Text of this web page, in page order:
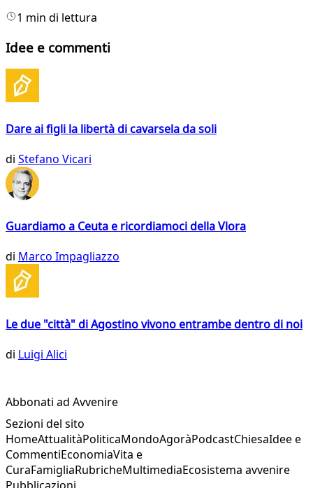
1 min di lettura
Idee e commenti
Dare ai figli la libertà di cavarsela da soli
di Stefano Vicari
Guardiamo a Ceuta e ricordiamoci della Vlora
di Marco Impagliazzo
Le due "città" di Agostino vivono entrambe dentro di noi
di Luigi Alici
Abbonati ad Avvenire
Sezioni del sito
HomeAttualitàPoliticaMondoAgoràPodcastChiesaIdee e
CommentiEconomiaVita e
CuraFamigliaRubricheMultimediaEcosistema avvenire